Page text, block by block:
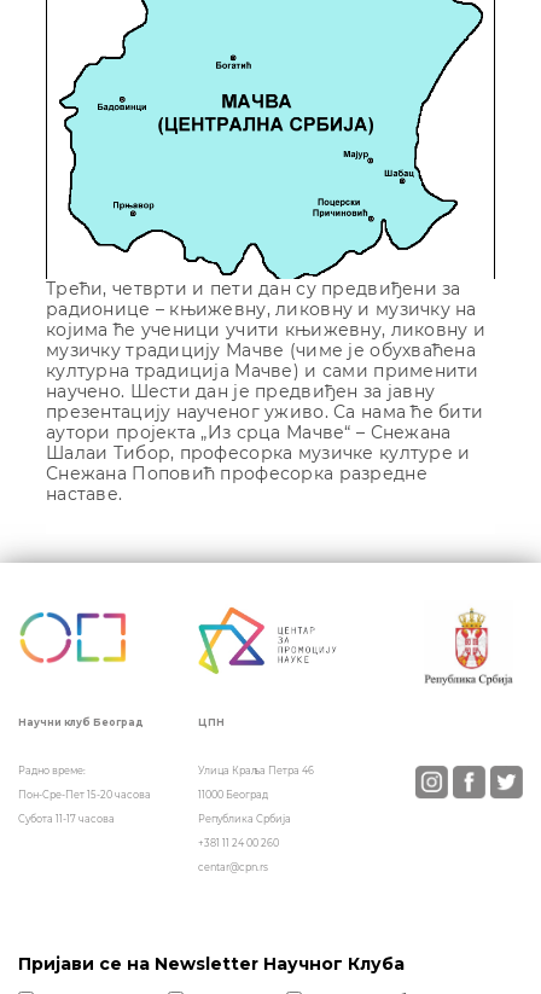
Трећи, четврти и пети дан су предвиђени за
радионице – књижевну, ликовну и музичку на
којима ће ученици учити књижевну, ликовну и
музичку традицију Мачве (чиме је обухваћена
културна традиција Мачве) и сами применити
научено. Шести дан је предвиђен за јавну
презентацију наученог уживо. Са нама ће бити
аутори пројекта „Из срца Мачве“ – Снежана
Шалаи Тибор, професорка музичке културе и
Снежана Поповић професорка разредне
наставе.
Кретање
Научни клуб Београд
Радно време:
Пон-Сре-Пет 15-20 часова
Субота 11-17 часова
ЦПН
Улица Краља Петра 46
11000 Београд
Република Србија
+381 11 24 00 260
centar@cpn.rs
Пријави се на Newsletter Научног Клуба